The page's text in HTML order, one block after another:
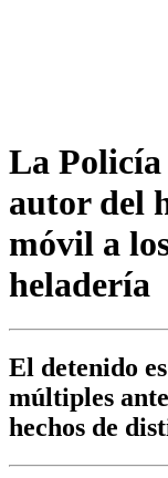
La Policía
autor del
móvil a
heladería
El detenido
múltiples
hechos de